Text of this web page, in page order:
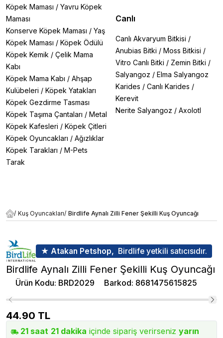
Köpek Maması / Yavru Köpek
Maması
Konserve Köpek Maması / Yaş
Köpek Maması / Köpek Ödülü
Köpek Kemik / Çelik Mama
Kabı
Köpek Mama Kabı / Ahşap
Kulübeleri / Köpek Yatakları
Köpek Gezdirme Tasması
Köpek Taşıma Çantaları / Metal
Köpek Kafesleri / Köpek Çitleri
Köpek Oyuncakları / Ağızlıklar
Köpek Tarakları / M-Pets
Tarak
Canlı
Canlı Akvaryum Bitkisi /
Anubias Bitki / Moss Bitkisi /
Vitro Canlı Bitki / Zemin Bitki /
Salyangoz / Elma Salyangoz
Karides / Canlı Karides /
Kerevit
Nerite Salyangoz / Axolotl
/ Kuş Oyuncakları/ Birdlife Aynalı Zilli Fener Şekilli Kuş Oyuncağı
★ Atakan Petshop, Birdlife yetkili satıcısıdır.
Birdlife Aynalı Zilli Fener Şekilli Kuş Oyuncağı
Ürün Kodu: BRD2029 Barkod: 8681475615825
44.90 TL
21 saat 21 dakika içinde sipariş verirseniz yarın